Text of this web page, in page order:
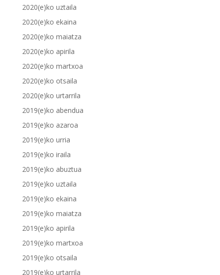
2020(e)ko uztaila
2020(e)ko ekaina
2020(e)ko maiatza
2020(e)ko apirila
2020(e)ko martxoa
2020(e)ko otsaila
2020(e)ko urtarrila
2019(e)ko abendua
2019(e)ko azaroa
2019(e)ko urria
2019(e)ko iraila
2019(e)ko abuztua
2019(e)ko uztaila
2019(e)ko ekaina
2019(e)ko maiatza
2019(e)ko apirila
2019(e)ko martxoa
2019(e)ko otsaila
2019(e)ko urtarrila